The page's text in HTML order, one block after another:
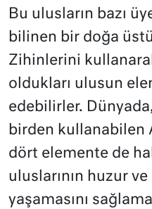
Bu ulusların bazı
bilinen bir doğa
Zihinlerini
oldukları ulusun
edebilirler.
birden kullanabilen
dört elemente de
uluslarının huzur
yaşamasını